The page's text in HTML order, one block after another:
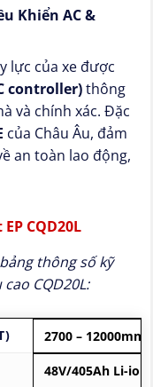
Khiển AC &
lực của xe được
controller)thông
và chính xác. Đặc
của Châu Âu, đảm
an toàn lao động,
CQD20L
thông số kỹ
CQD20L:
2700 – 12000mm
48V/405Ah Li-